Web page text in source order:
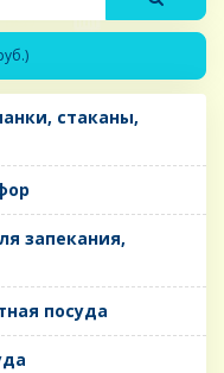
стаканы,
запекания,
посуда